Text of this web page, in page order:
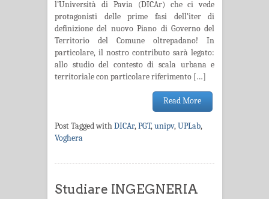
l’Università di Pavia (DICAr) che ci vede
protagonisti delle prime fasi dell’iter di
definizione del nuovo Piano di Governo del
Territorio del Comune oltrepadano! In
particolare, il nostro contributo sarà legato:
allo studio del contesto di scala urbana e
territoriale con particolare riferimento […]
Read More
Post Tagged withDICAr,PGT,unipv,UPLab,
Voghera
Studiare INGEGNERIA